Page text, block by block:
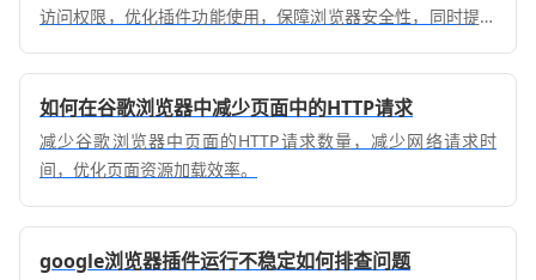
访问权限，优化插件功能使用，保障浏览器安全性，同时提高
如何在谷歌浏览器中减少页面中的HTTP请求
减少谷歌浏览器中页面的HTTP请求数量，减少网络请求时
间，优化页面资源加载效率。
google浏览器插件运行不稳定如何排查问题